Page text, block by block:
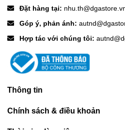
Đặt hàng tại:
Góp ý, phản ánh:
Hợp tác với chúng tôi:
Thông tin
Chính sách & điều khoản